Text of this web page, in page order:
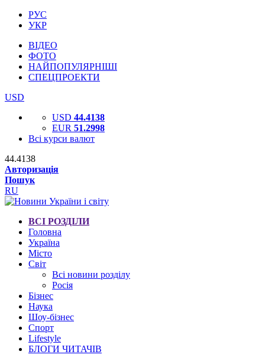
РУС
УКР
ВІДЕО
ФОТО
НАЙПОПУЛЯРНІШІ
СПЕЦПРОЕКТИ
USD
USD 44.4138
EUR 51.2998
Всі курси валют
44.4138
Авторизація
Пошук
RU
ВСІ РОЗДІЛИ
Головна
Україна
Місто
Світ
Всі новини розділу
Росія
Бізнес
Наука
Шоу-бізнес
Спорт
Lifestyle
БЛОГИ ЧИТАЧІВ